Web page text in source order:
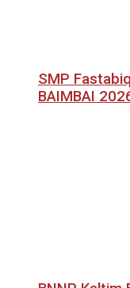
SMP
BAIMBAI